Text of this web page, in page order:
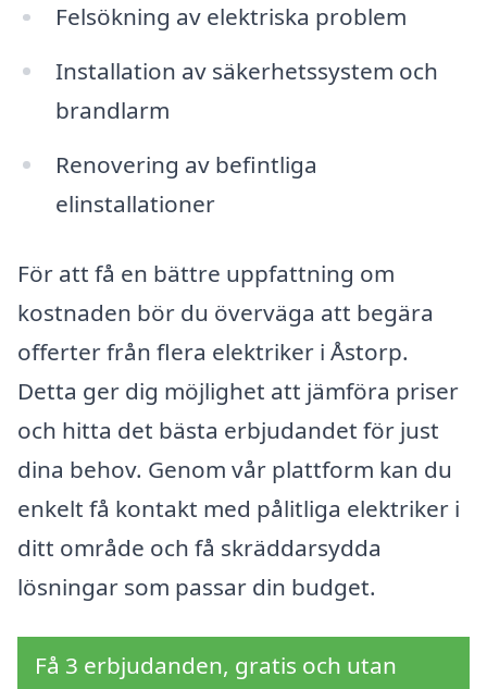
Felsökning av elektriska problem
Installation av säkerhetssystem och
brandlarm
Renovering av befintliga
elinstallationer
För att få en bättre uppfattning om
kostnaden bör du överväga att begära
offerter från flera elektriker i Åstorp.
Detta ger dig möjlighet att jämföra priser
och hitta det bästa erbjudandet för just
dina behov. Genom vår plattform kan du
enkelt få kontakt med pålitliga elektriker i
ditt område och få skräddarsydda
lösningar som passar din budget.
Få 3 erbjudanden, gratis och utan